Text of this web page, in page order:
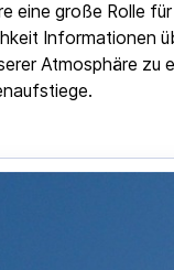
eine große Rolle
Informationen
Atmosphäre zu